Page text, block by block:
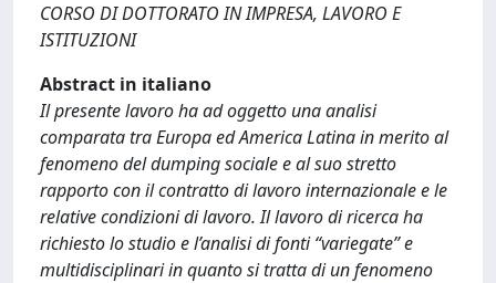
CORSO DI DOTTORATO IN IMPRESA, LAVORO E
ISTITUZIONI
Abstract in italiano
Il presente lavoro ha ad oggetto una analisi
comparata tra Europa ed America Latina in merito al
fenomeno del dumping sociale e al suo stretto
rapporto con il contratto di lavoro internazionale e le
relative condizioni di lavoro. Il lavoro di ricerca ha
richiesto lo studio e l’analisi di fonti “variegate” e
multidisciplinari in quanto si tratta di un fenomeno